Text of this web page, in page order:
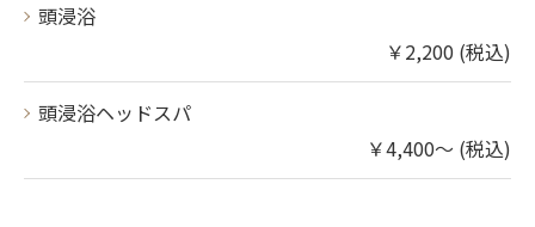
頭浸浴
￥2,200 (税込)
頭浸浴ヘッドスパ
￥4,400～ (税込)